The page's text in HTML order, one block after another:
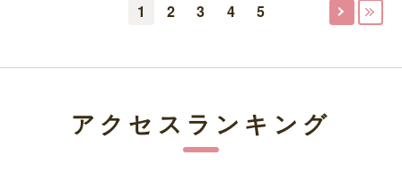
1 2 3 4 5
アクセスランキング